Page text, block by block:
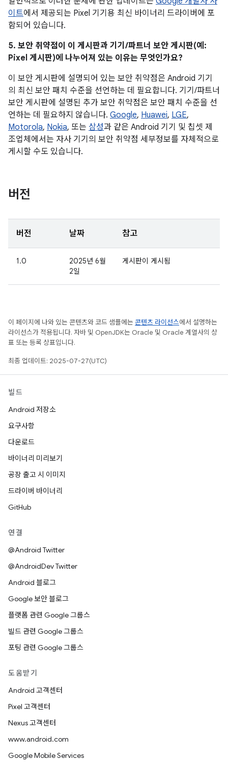
이트에서 제공되는 Pixel 기기용 최신 바이너리 드라이버에 포
함되어 있습니다.
5. 보안 취약점이 이 게시판과 기기/파트너 보안 게시판(예:
Pixel 게시판)에 나누어져 있는 이유는 무엇인가요?
이 보안 게시판에 설명되어 있는 보안 취약점은 Android 기기
의 최신 보안 패치 수준을 선언하는 데 필요합니다. 기기/파트너
보안 게시판에 설명된 추가 보안 취약점은 보안 패치 수준을 선
언하는 데 필요하지 않습니다. Google, Huawei, LGE,
Motorola, Nokia, 또는 삼성과 같은 Android 기기 및 칩셋 제
조업체에서는 자사 기기의 보안 취약점 세부정보를 자체적으로
게시할 수도 있습니다.
버전
버전 날짜 참고
1.0
2025년 6월
2일
게시판이 게시됨
이 페이지에 나와 있는 콘텐츠와 코드 샘플에는 콘텐츠 라이선스에서 설명하는
라이선스가 적용됩니다. 자바 및 OpenJDK는 Oracle 및 Oracle 계열사의 상
표 또는 등록 상표입니다.
최종 업데이트: 2025-07-27(UTC)
빌드
Android 저장소
요구사항
다운로드
바이너리 미리보기
공장 출고 시 이미지
드라이버 바이너리
GitHub
연결
@Android Twitter
@AndroidDev Twitter
Android 블로그
Google 보안 블로그
플랫폼 관련 Google 그룹스
빌드 관련 Google 그룹스
포팅 관련 Google 그룹스
도움받기
Android 고객센터
Pixel 고객센터
Nexus 고객센터
www.android.com
Google Mobile Services